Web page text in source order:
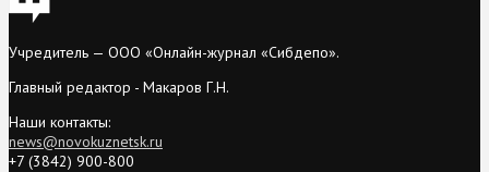
Учредитель — ООО «Онлайн-журнал «Сибдепо».
Главный редактор - Макаров Г.Н.
Наши контакты:
news@novokuznetsk.ru
+7 (3842) 900-800